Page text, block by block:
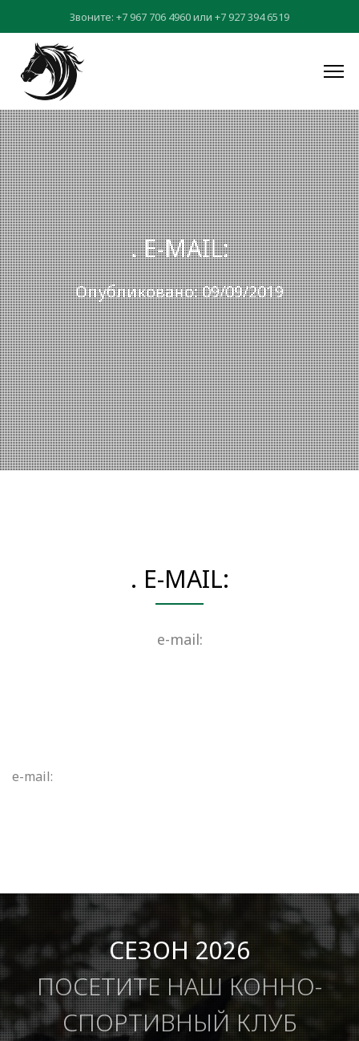
Звоните: +7 967 706 4960или +7 927 394 6519
. E-MAIL:
Опубликовано: 09/09/2019
. E-MAIL:
e-mail:
e-mail:
СЕЗОН 2026
ПОСЕТИТЕ НАШ КОННО-
СПОРТИВНЫЙ КЛУБ